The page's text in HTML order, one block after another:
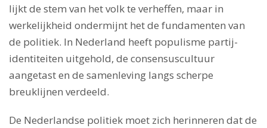
lijkt de stem van het volk te verheffen, maar in
werkelijkheid ondermijnt het de fundamenten van
de politiek. In Nederland heeft populisme partij-
identiteiten uitgehold, de consensuscultuur
aangetast en de samenleving langs scherpe
breuklijnen verdeeld.
De Nederlandse politiek moet zich herinneren dat de